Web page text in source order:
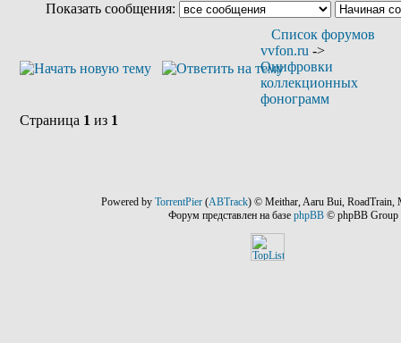
Показать сообщения:
Список форумов
vvfon.ru ->
Оцифровки
коллекционных
фонограмм
Страница 1 из 1
Powered by TorrentPier(ABTrack) © Meithar, Aaru Bui, RoadTrain,
Форум представлен на базе phpBB © phpBB Group